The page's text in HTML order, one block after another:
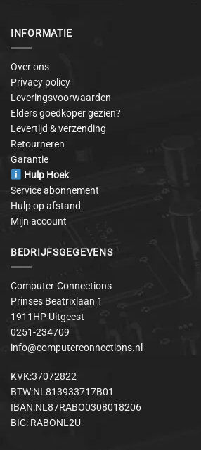
INFORMATIE
Over ons
Privacy policy
Leveringsvoorwaarden
Elders goedkoper gezien?
Levertijd & verzending
Retourneren
Garantie
Hulp Hoek
Service abonnement
Hulp op afstand
Mijn account
BEDRIJFSGEGEVENS
Computer-Connections
Prinses Beatrixlaan 1
1911HP Uitgeest
0251-234709
info@computerconnections.nl
KVK:37072822
BTW:NL813933717B01
IBAN:NL87RABO0308018206
BIC: RABONL2U